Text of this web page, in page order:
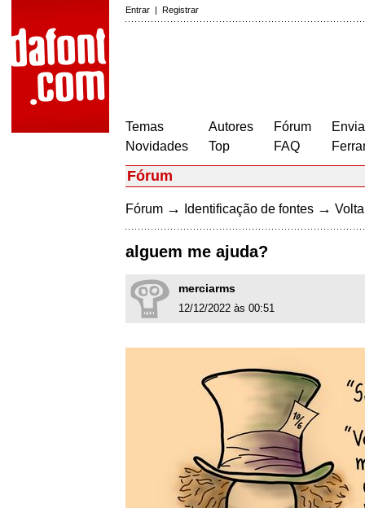
Entrar | Registrar
Temas
Novidades
Autores
Top
Fórum
FAQ
Fórum
Fórum → Identificação de fontes →
alguem me ajuda?
merciarms
12/12/2022 às 00:51